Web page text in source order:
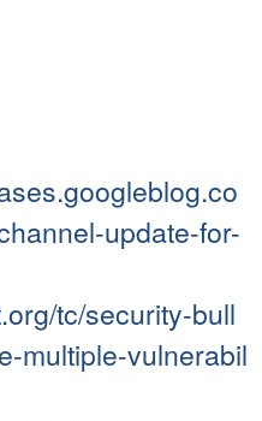
update-for-
tc/security-bull
multiple-vulnerabil